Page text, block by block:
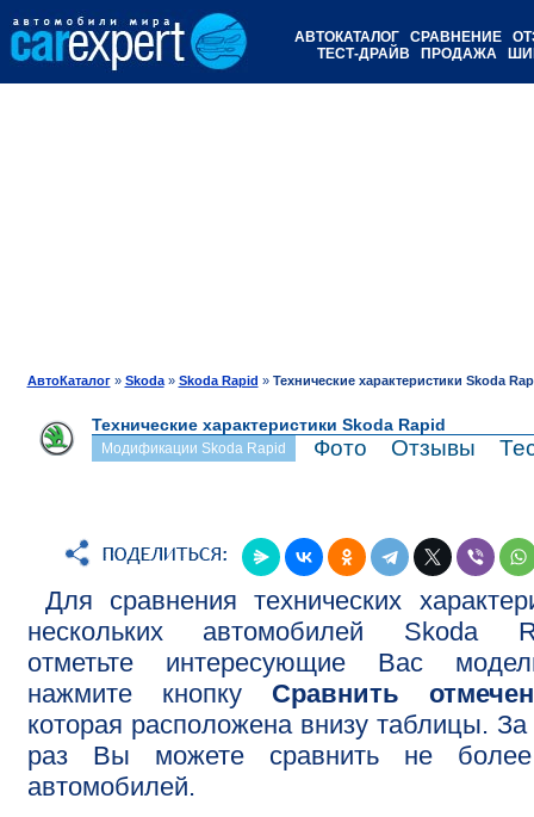
АВТОКАТАЛОГ СРАВНЕНИЕ
ТЕСТ-ДРАЙВ
ПРОДАЖА
АвтоКаталог» Skoda» Skoda Rapid » Технические характеристики Skoda
Технические характеристики Skoda Rapid
Модификации Skoda Rapid Фото Отзывы
Для сравнения технических
нескольких автомобилей Skoda
отметьте интересующие Вас
нажмите кнопку Сравнить
которая расположена внизу таблицы.
раз Вы можете сравнить не
автомобилей.